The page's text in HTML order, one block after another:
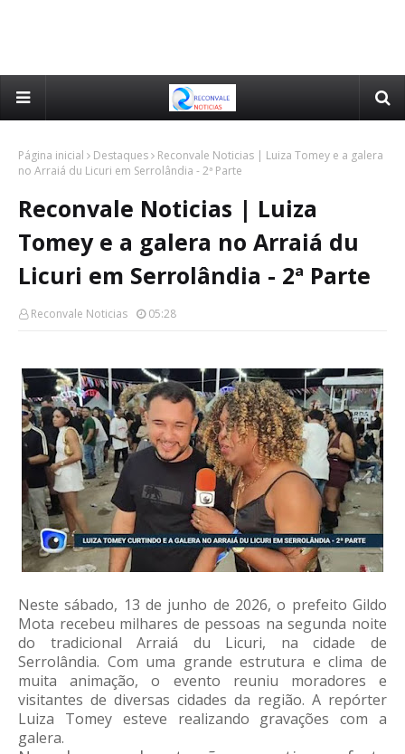
Página inicial Destaques
Reconvale Noticias | Luiza Tomey e a galera
no Arraiá du Licuri em Serrolândia - 2ª Parte
Reconvale Noticias | Luiza
Tomey e a galera no Arraiá du
Licuri em Serrolândia - 2ª Parte
Reconvale Noticias 05:28
Neste sábado, 13 de junho de 2026, o prefeito Gildo
Mota recebeu milhares de pessoas na segunda noite
do tradicional Arraiá du Licuri, na cidade de
Serrolândia. Com uma grande estrutura e clima de
muita animação, o evento reuniu moradores e
visitantes de diversas cidades da região. A repórter
Luiza Tomey esteve realizando gravações com a
galera.